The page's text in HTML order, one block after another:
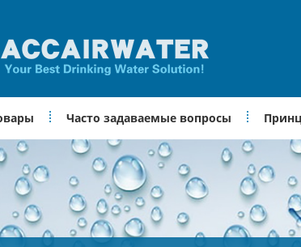
Часто задаваемые вопросы